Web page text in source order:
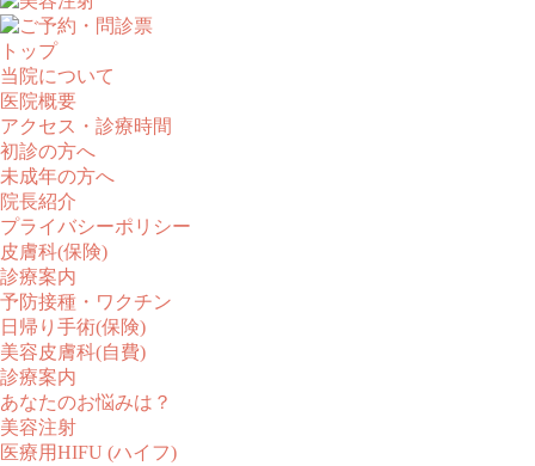
トップ
当院について
医院概要
アクセス・診療時間
初診の方へ
未成年の方へ
院長紹介
プライバシーポリシー
皮膚科(保険)
診療案内
予防接種・ワクチン
日帰り手術(保険)
美容皮膚科(自費)
診療案内
あなたのお悩みは？
美容注射
医療用HIFU (ハイフ)